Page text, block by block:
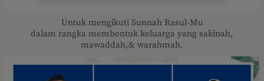
Untuk mengikuti Sunnah Rasul-Mu
dalam rangka membentuk keluarga yang sakinah,
mawaddah,& warahmah.